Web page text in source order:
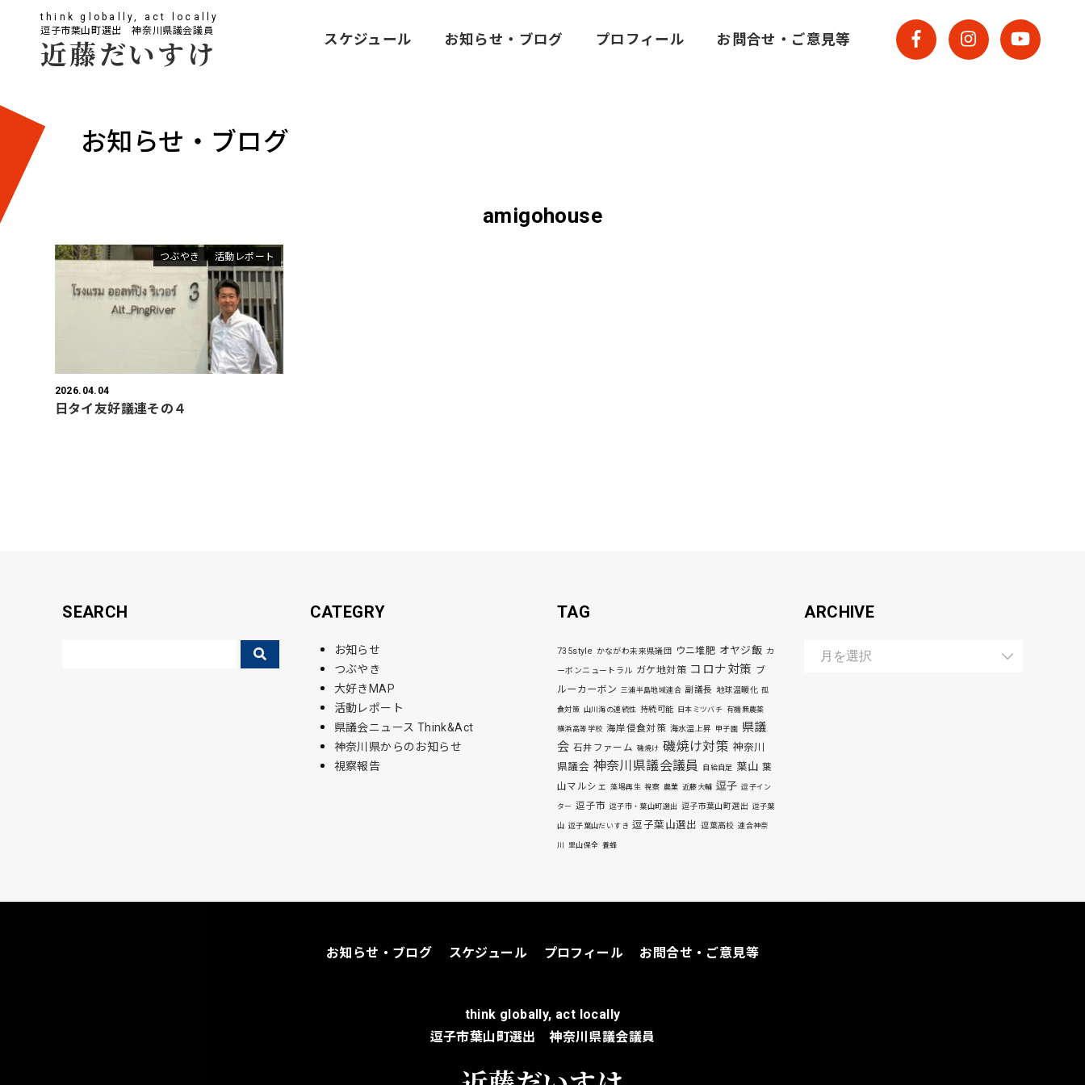
think globally, act locally
逗子市葉山町選出 神奈川県議会議員
近藤だいすけ スケジュール お知らせ・ブログ プロフィール お問合せ・ご意見等
お知らせ・ブログ
amigohouse
つぶやき 活動レポート
2026.04.04
日タイ友好議連その４
SEARCH CATEGRY
お知らせ
つぶやき
大好きMAP
活動レポート
県議会ニュース Think&Act
神奈川県からのお知らせ
視察報告
TAG
735style かながわ未来県議団 ウニ堆肥 オヤジ飯 カ
ーボンニュートラル ガケ地対策 コロナ対策 ブ
ルーカーボン 三浦半島地域連合 副議長 地球温暖化 孤
食対策 山川海の連続性 持続可能 日本ミツバチ 有機無農薬
横浜高等学校 海岸侵食対策 海水温上昇 甲子園
県議
会 石井ファーム 磯焼け 磯焼け対策 神奈川
県議会 神奈川県議会議員 自給自足 葉山 葉
山マルシェ
藻場再生 視察 農業 近藤大輔 逗子 逗子イン
ター 逗子市 逗子市・葉山町選出 逗子市葉山町選出 逗子葉
山 逗子葉山だいすき 逗子葉山選出 逗葉高校 連合神奈
川 里山保全 養蜂
ARCHIVE
お知らせ・ブログ スケジュール プロフィール お問合せ・ご意見等
think globally, act locally
逗子市葉山町選出 神奈川県議会議員